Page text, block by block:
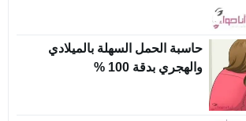
حاسبة الحمل السهلة بالميلادي
والهجري بدقة 100 %